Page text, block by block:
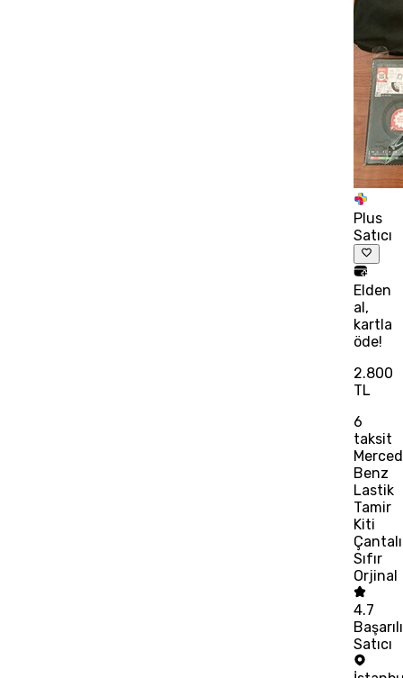
Plus
Satıcı
Elden
al,
kartla
öde!
2.800
TL
6
taksit
Benz
Lastik
Tamir
Kiti
Çantalı
Sıfır
Orjinal
4.7
Başarılı
Satıcı